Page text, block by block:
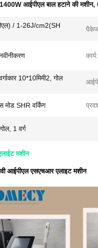
1400W आईपीएल बाल हटाने की मशीन,
/ 1-26J/cm2(SH
10*10मिमी2, गोल
मोड SHR वर्किंग
1 वर्ग
मशीन
आईपीएल एसएचआर एलाइट मशीन